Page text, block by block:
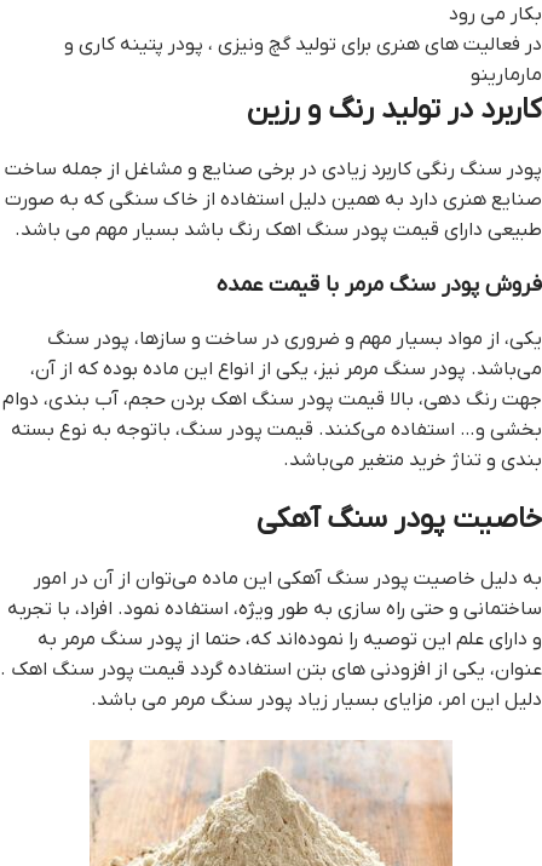
بکار مي رود
در فعاليت هاي هنري براي توليد گچ ونيزي ، پودر پتينه کاري و
مارمارينو
کاربرد در توليد رنگ و رزين
پودر سنگ رنگي کاربرد زيادي در برخي صنايع و مشاغل از جمله ساخت
صنايع هنري دارد به همين دليل استفاده از خاک سنگي که به صورت
طبيعي داراي قيمت پودر سنگ اهک رنگ باشد بسيار مهم مي باشد.
فروش پودر سنگ مرمر با قيمت عمده
يکي، از مواد بسيار مهم و ضروري در ساخت و سازها، پودر سنگ
مي‌باشد. پودر سنگ مرمر نيز، يکي از انواع اين ماده بوده که از آن،
جهت رنگ دهي، بالا قيمت پودر سنگ اهک بردن حجم، آب بندي، دوام
بخشي و… استفاده مي‌کنند. قيمت پودر سنگ، باتوجه به نوع بسته
بندي و تناژ خريد متغير مي‌باشد.
خاصيت پودر سنگ آهکي
به دليل خاصيت پودر سنگ آهکي اين ماده مي‌توان از آن در امور
ساختماني و حتي راه سازي به طور ويژه، استفاده نمود. افراد، با تجربه
و داراي علم اين توصيه را نموده‌اند که، حتما از پودر سنگ مرمر به
عنوان، يکي از افزودني هاي بتن استفاده گردد قيمت پودر سنگ اهک .
دليل اين امر، مزاياي بسيار زياد پودر سنگ مرمر مي باشد.